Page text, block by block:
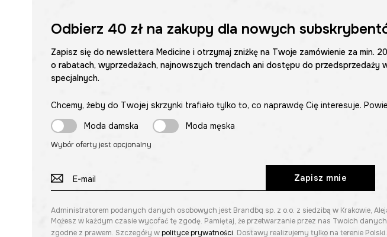
Odbierz 40 złna zakupy dla nowych
Zapisz się do newslettera Medicine i otrzymaj zniżkę na Twoje zamówienie za min.
o rabatach, wyprzedażach, najnowszych trendach ani dostępu do przedsprzedaży
specjalnych.
Chcemy, żeby do Twojej skrzynki trafiało tylko to, co naprawdę Cię interesuje.
Moda damska
Moda męska
Wybór oferty jest opcjonalny
Zapisz mnie
Administratorem podanych danych osobowych jest Brandbq sp. z o.o. z siedzibą w Krakowie,
Możesz w każdym czasie wycofać tę zgodę. Pamiętaj, że przetwarzanie przez nas Twoich
zgodne z prawem. Szczegóły w polityce prywatności. Dostawy realizujemy tylko na terenie Polski.